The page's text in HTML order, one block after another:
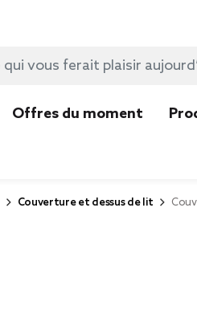
Offres du moment
Couverture et dessus de lit